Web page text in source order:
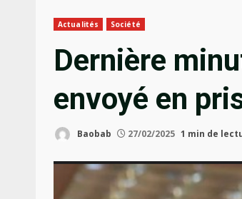
Actualités Société
Dernière
envoyé en
Baobab 27/02/2025 1 min de